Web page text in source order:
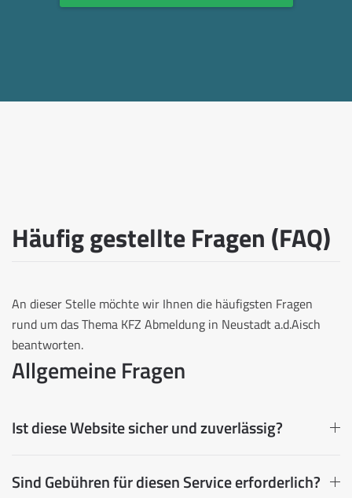
Häufig gestellte Fragen (FAQ)
An dieser Stelle möchte wir Ihnen die häufigsten Fragen
rund um das Thema KFZ Abmeldung in Neustadt a.d.Aisch
beantworten.
Allgemeine Fragen
Ist diese Website sicher und zuverlässig?
Sind Gebühren für diesen Service erforderlich?